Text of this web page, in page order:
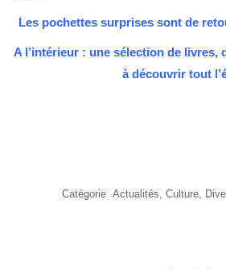
Les pochettes surprises sont de
A l’intérieur : une sélection de livres,
à découvrir tout
Catégorie Actualités Culture